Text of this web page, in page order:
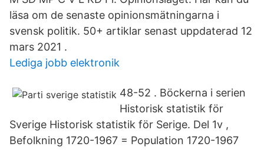
läsa om de senaste opinionsmätningarna i
svensk politik. 50+ artiklar senast uppdaterad 12
mars 2021 .
Lediga jobb elektronik
48-52 . Böckerna i serien
Historisk statistik för
Sverige Historisk statistik för Serige. Del 1v ,
Befolkning 1720-1967 = Population 1720-1967